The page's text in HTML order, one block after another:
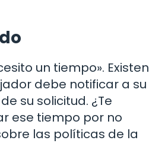
un tiempo». Existen
debe notificar a su
su solicitud. ¿Te
ese tiempo por no
las políticas de la